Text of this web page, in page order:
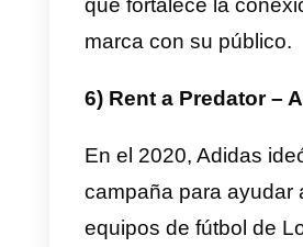
enamorar al
La campaña fue
recibiendo más